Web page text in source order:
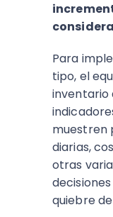
Para
tipo, el
inventario
muestren
diarias,
otras
quiebre de